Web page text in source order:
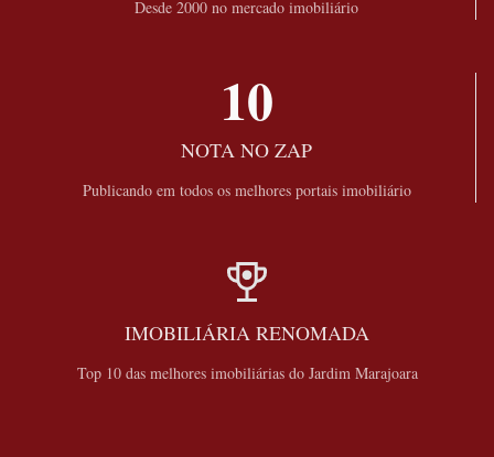
Desde 2000 no mercado imobiliário
10
NOTA NO ZAP
Publicando em todos os melhores portais imobiliário
IMOBILIÁRIA RENOMADA
Top 10 das melhores imobiliárias do Jardim Marajoara